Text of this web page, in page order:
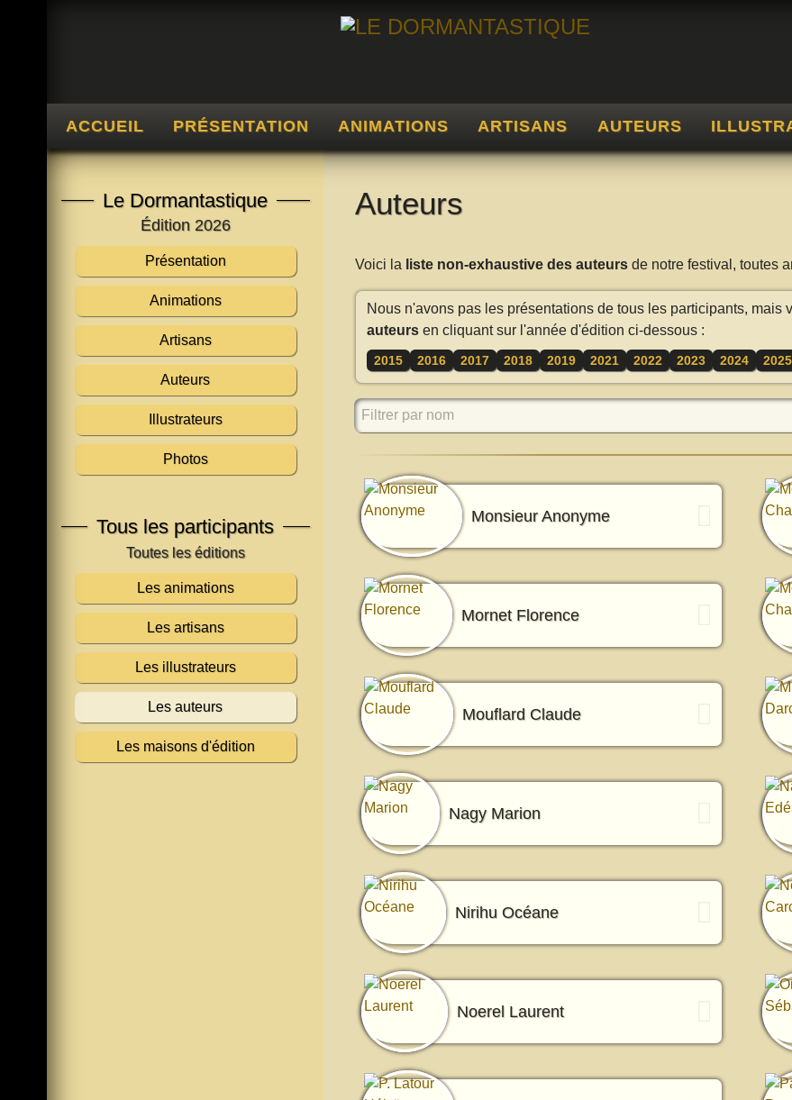
ACCUEIL PRÉSENTATION ANIMATIONS ARTISANS AUTEURS
Le Dormantastique
Édition 2026
Présentation
Animations
Artisans
Auteurs
Illustrateurs
Photos
Tous les participants
Les animations
Les artisans
Les illustrateurs
Les auteurs
Les maisons d'édition
Auteurs
Voici la liste non-exhaustive des auteursde notre festival, toutes
Nous n'avons pas les présentations de tous les participants, mais
auteursen cliquant sur l'année d'édition ci-dessous :
2015 2016 2017 2018 2019 2021 2022 2023 2024 2025
Filtrer par nom
Monsieur Anonyme
Mornet Florence
Mouflard Claude
Nagy Marion
Nirihu Océane
Noerel Laurent